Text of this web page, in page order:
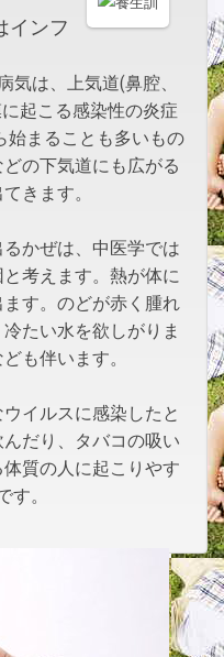
インフ
起こる感染性の炎症
始まることも多いもの
の下気道にも広がる
きます。
かぜは、中医学では
と考えます。熱が体に
す。のどが赤く腫れ
たい水を欲しがりま
も伴います。
イルスに感染したと
だり、タバコの吸い
質の人に起こりやす
す。